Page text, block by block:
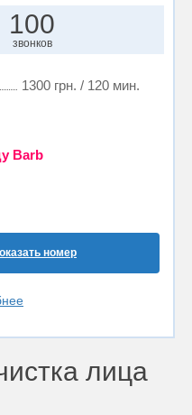
100
звонков
1300 грн. / 120 мин.
Barb
номер
лица